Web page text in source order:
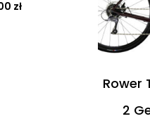
zł
Rower
2